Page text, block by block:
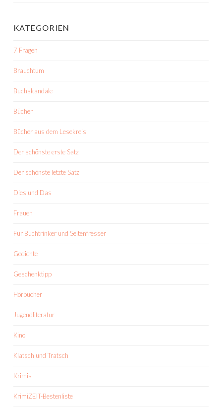
KATEGORIEN
7 Fragen
Brauchtum
Buchskandale
Bücher
Bücher aus dem Lesekreis
Der schönste erste Satz
Der schönste letzte Satz
Dies und Das
Frauen
Für Buchtrinker und Seitenfresser
Gedichte
Geschenktipp
Hörbücher
Jugendliteratur
Kino
Klatsch und Tratsch
Krimis
KrimiZEIT-Bestenliste